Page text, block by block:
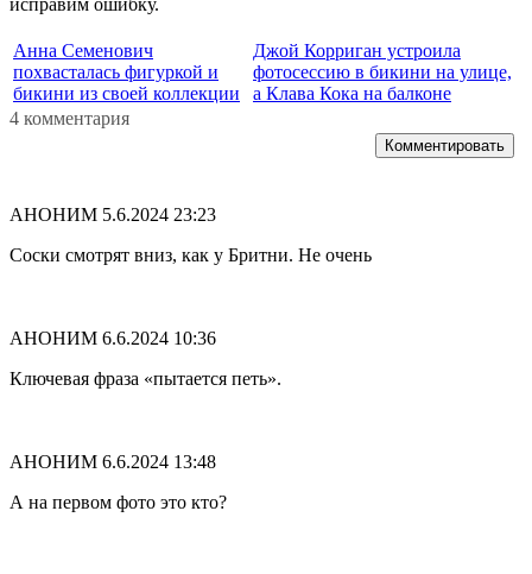
исправим ошибку.
Анна Семенович
похвасталась фигуркой и
бикини из своей коллекции
Джой Корриган устроила
фотосессию в бикини на улице,
а Клава Кока на балконе
4 комментария
Комментировать
АНОНИМ 5.6.2024 23:23
Соски смотрят вниз, как у Бритни. Не очень
АНОНИМ 6.6.2024 10:36
Ключевая фраза «пытается петь».
АНОНИМ 6.6.2024 13:48
А на первом фото это кто?